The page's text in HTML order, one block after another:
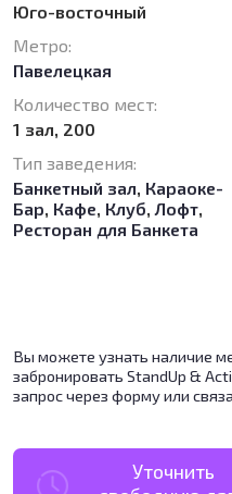
Юго-восточный
Метро:
Павелецкая
Количество мест:
1 зал, 200
Тип заведения:
Банкетный зал, Караоке-
Бар, Кафе, Клуб,Лофт,
Ресторан для Банкета
Вы можете узнать наличие
забронировать StandUp &
запрос через форму или
Уточнить